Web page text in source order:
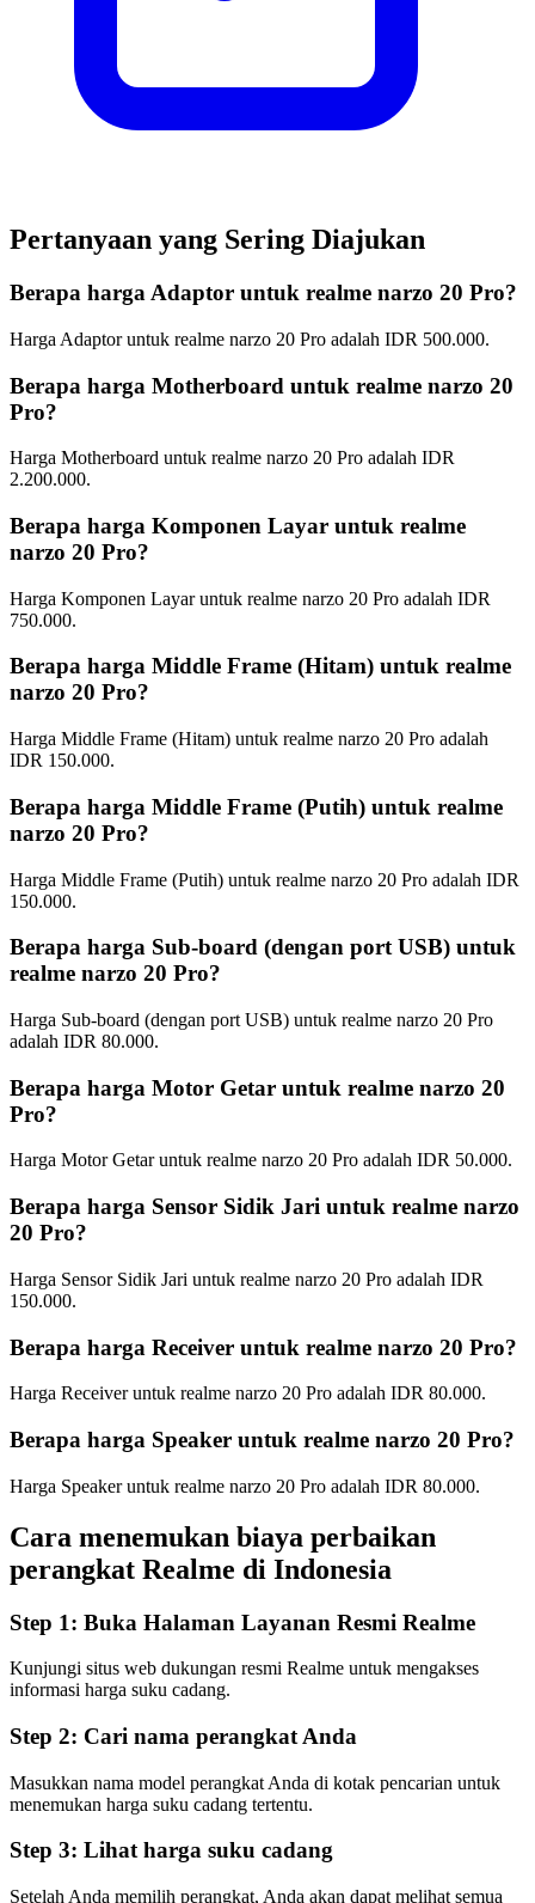
Pertanyaan yang Sering Diajukan
Berapa harga Adaptor untuk realme narzo 20 Pro?
Harga Adaptor untuk realme narzo 20 Pro adalah IDR 500.000.
Berapa harga Motherboard untuk realme narzo 20
Pro?
Harga Motherboard untuk realme narzo 20 Pro adalah IDR
2.200.000.
Berapa harga Komponen Layar untuk realme
narzo 20 Pro?
Harga Komponen Layar untuk realme narzo 20 Pro adalah IDR
750.000.
Berapa harga Middle Frame (Hitam) untuk realme
narzo 20 Pro?
Harga Middle Frame (Hitam) untuk realme narzo 20 Pro adalah
IDR 150.000.
Berapa harga Middle Frame (Putih) untuk realme
narzo 20 Pro?
Harga Middle Frame (Putih) untuk realme narzo 20 Pro adalah IDR
150.000.
Berapa harga Sub-board (dengan port USB) untuk
realme narzo 20 Pro?
Harga Sub-board (dengan port USB) untuk realme narzo 20 Pro
adalah IDR 80.000.
Berapa harga Motor Getar untuk realme narzo 20
Pro?
Harga Motor Getar untuk realme narzo 20 Pro adalah IDR 50.000.
Berapa harga Sensor Sidik Jari untuk realme narzo
20 Pro?
Harga Sensor Sidik Jari untuk realme narzo 20 Pro adalah IDR
150.000.
Berapa harga Receiver untuk realme narzo 20 Pro?
Harga Receiver untuk realme narzo 20 Pro adalah IDR 80.000.
Berapa harga Speaker untuk realme narzo 20 Pro?
Harga Speaker untuk realme narzo 20 Pro adalah IDR 80.000.
Cara menemukan biaya perbaikan
perangkat Realme di Indonesia
Step 1: Buka Halaman Layanan Resmi Realme
Kunjungi situs web dukungan resmi Realme untuk mengakses
informasi harga suku cadang.
Step 2: Cari nama perangkat Anda
Masukkan nama model perangkat Anda di kotak pencarian untuk
menemukan harga suku cadang tertentu.
Step 3: Lihat harga suku cadang
Setelah Anda memilih perangkat, Anda akan dapat melihat semua